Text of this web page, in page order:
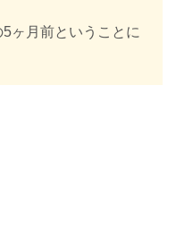
ヶ月前ということに